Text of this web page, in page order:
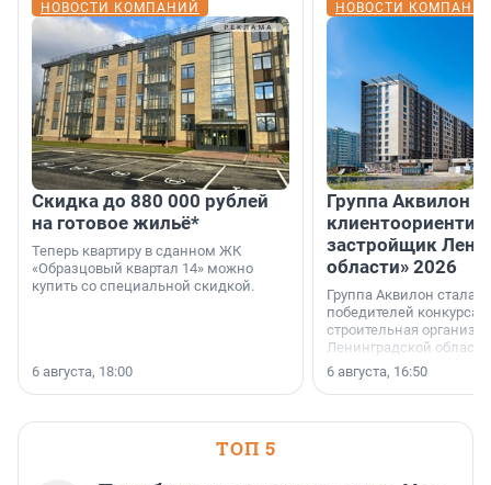
НОВОСТИ КОМПАНИЙ
Скидка до 880 000 рублей
на готовое жильё*
Теперь квартиру в сданном ЖК
«Образцовый квартал 14» можно
купить со специальной скидкой.
6 августа, 18:00
НОВОСТИ
Группа Аквилон
застройщик
области» 2026
Группа Аквилон стала
победителей конкурса
строительная
Ленинградской области
номинации «Самый
застройщик
области».
6 августа, 16:50
ТОП 5